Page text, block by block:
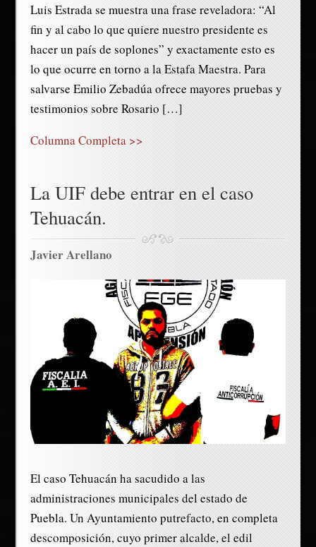
Luis Estrada se muestra una frase reveladora: “Al
fin y al cabo lo que quiere nuestro presidente es
hacer un país de soplones” y exactamente esto es
lo que ocurre en torno a la Estafa Maestra. Para
salvarse Emilio Zebadúa ofrece mayores pruebas y
testimonios sobre Rosario […]
Columna Completa >>
La UIF debe entrar en el caso
Tehuacán.
Javier Arellano
El caso Tehuacán ha sacudido a las
administraciones municipales del estado de
Puebla. Un Ayuntamiento putrefacto, en completa
descomposición, cuyo primer alcalde, el edil